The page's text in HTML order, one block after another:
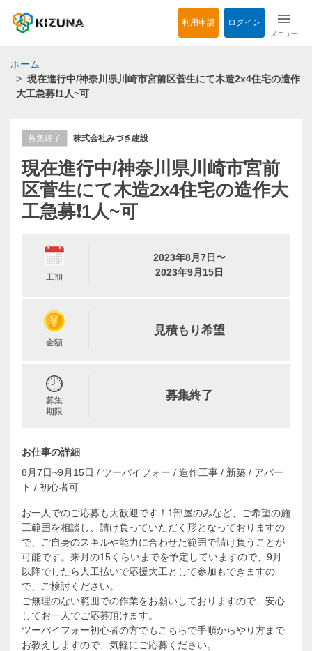
利用申請 ログイン menu
メニュー
ホーム
現在進行中/神奈川県川崎市宮前区菅生にて木造2x4住宅の造作
大工急募❗1人~可
募集終了 株式会社みづき建設
現在進行中/神奈川県川崎市宮前
区菅生にて木造2x4住宅の造作大
工急募❗1人~可
工期
2023年8月7日〜
2023年9月15日
金額
見積もり希望
募集
期限
募集終了
お仕事の詳細
8月7日~9月15日 / ツーバイフォー / 造作工事 / 新築 / アパー
ト / 初心者可
お一人でのご応募も大歓迎です！1部屋のみなど、ご希望の施
工範囲を相談し、請け負っていただく形となっておりますの
で、ご自身のスキルや能力に合わせた範囲で請け負うことが
可能です。来月の15くらいまでを予定していますので、9月
以降でしたら人工払いで応援大工として参加もできますの
で、ご検討ください。
ご無理のない範囲での作業をお願いしておりますので、安心
してお一人でご応募頂けます。
ツーバイフォー初心者の方でもこちらで手順からやり方まで
お教えしますので、気軽にご応募ください。